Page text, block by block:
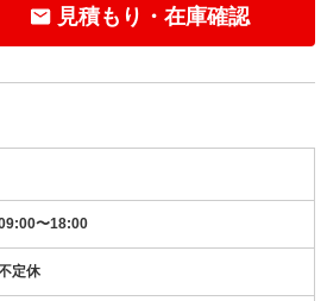
見積もり・在庫確認
〜18:00
定休